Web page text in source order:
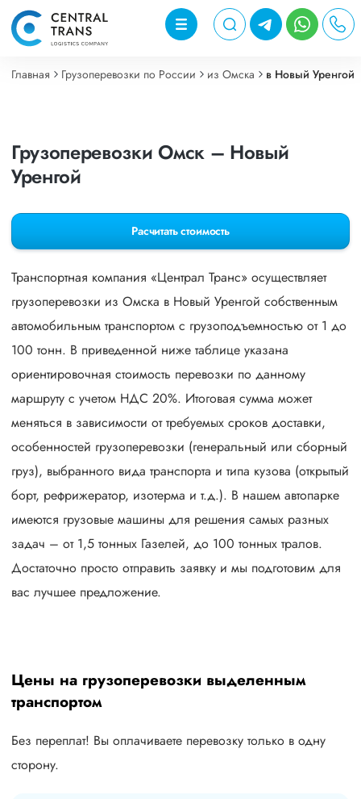
Главная Грузоперевозки по России из Омска в Новый Уренгой
Грузоперевозки Омск – Новый
Уренгой
Расчитать стоимость
Транспортная компания «Централ Транс» осуществляет
грузоперевозки из Омска в Новый Уренгой собственным
автомобильным транспортом с грузоподъемностью от 1 до
100 тонн. В приведенной ниже таблице указана
ориентировочная стоимость перевозки по данному
маршруту с учетом НДС 20%. Итоговая сумма может
меняться в зависимости от требуемых сроков доставки,
особенностей грузоперевозки (генеральный или сборный
груз), выбранного вида транспорта и типа кузова (открытый
борт, рефрижератор, изотерма и т.д.). В нашем автопарке
имеются грузовые машины для решения самых разных
задач – от 1,5 тонных Газелей, до 100 тонных тралов.
Достаточно просто отправить заявку и мы подготовим для
вас лучшее предложение.
Цены на грузоперевозки выделенным
транспортом
Без переплат! Вы оплачиваете перевозку только в одну
сторону.